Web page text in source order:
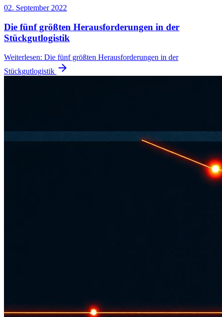
02. September 2022
Die fünf größten Herausforderungen in der
Stückgutlogistik
Weiterlesen: Die fünf größten Herausforderungen in der
Stückgutlogistik